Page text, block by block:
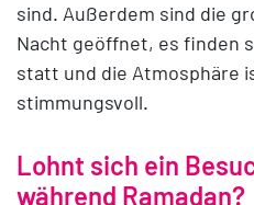
sind. Außerdem sind die
Nacht geöffnet, es finden
statt und die Atmosphäre
stimmungsvoll.
Lohnt sich ein
während Ramadan?